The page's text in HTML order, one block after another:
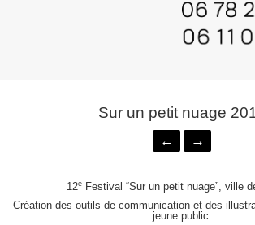
Sur un petit nuage
← →
12e Festival “Sur un petit nuage”, ville
Création des outils de communication et des
jeune public.